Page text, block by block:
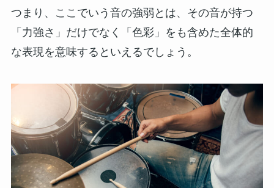
つまり、ここでいう音の強弱とは、その音が持つ
「力強さ」だけでなく「色彩」をも含めた全体的
な表現を意味するといえるでしょう。